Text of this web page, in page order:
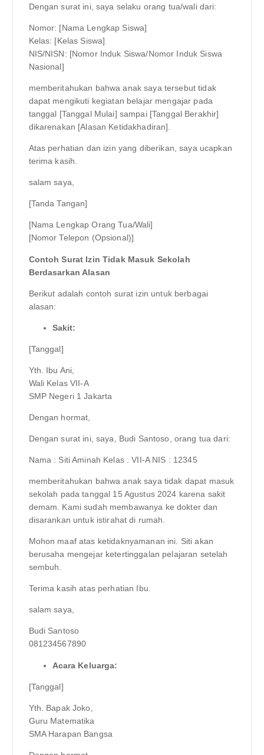
Dengan surat ini, saya selaku orang tua/wali dari:
Nomor: [Nama Lengkap Siswa]
Kelas: [Kelas Siswa]
NIS/NISN: [Nomor Induk Siswa/Nomor Induk Siswa
Nasional]
memberitahukan bahwa anak saya tersebut tidak
dapat mengikuti kegiatan belajar mengajar pada
tanggal [Tanggal Mulai] sampai [Tanggal Berakhir]
dikarenakan [Alasan Ketidakhadiran].
Atas perhatian dan izin yang diberikan, saya ucapkan
terima kasih.
salam saya,
[Tanda Tangan]
[Nama Lengkap Orang Tua/Wali]
[Nomor Telepon (Opsional)]
Contoh Surat Izin Tidak Masuk Sekolah
Berdasarkan Alasan
Berikut adalah contoh surat izin untuk berbagai
alasan:
Sakit:
[Tanggal]
Yth. Ibu Ani,
Wali Kelas VII-A
SMP Negeri 1 Jakarta
Dengan hormat,
Dengan surat ini, saya, Budi Santoso, orang tua dari:
Nama : Siti Aminah Kelas : VII-A NIS : 12345
memberitahukan bahwa anak saya tidak dapat masuk
sekolah pada tanggal 15 Agustus 2024 karena sakit
demam. Kami sudah membawanya ke dokter dan
disarankan untuk istirahat di rumah.
Mohon maaf atas ketidaknyamanan ini. Siti akan
berusaha mengejar ketertinggalan pelajaran setelah
sembuh.
Terima kasih atas perhatian Ibu.
salam saya,
Budi Santoso
081234567890
Acara Keluarga:
[Tanggal]
Yth. Bapak Joko,
Guru Matematika
SMA Harapan Bangsa